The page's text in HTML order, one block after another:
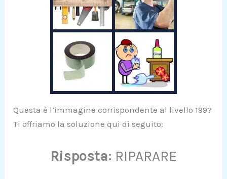
Questa è l’immagine corrispondente al livello 199?
Ti offriamo la soluzione qui di seguito:
Risposta: RIPARARE